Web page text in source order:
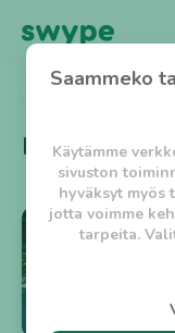
Saammeko
Käytämme
sivuston
hyväksyt
jotta voimme
tarpeita.
Evästeluettelo
Välttämättömät
TAKAISIN
Kategoria